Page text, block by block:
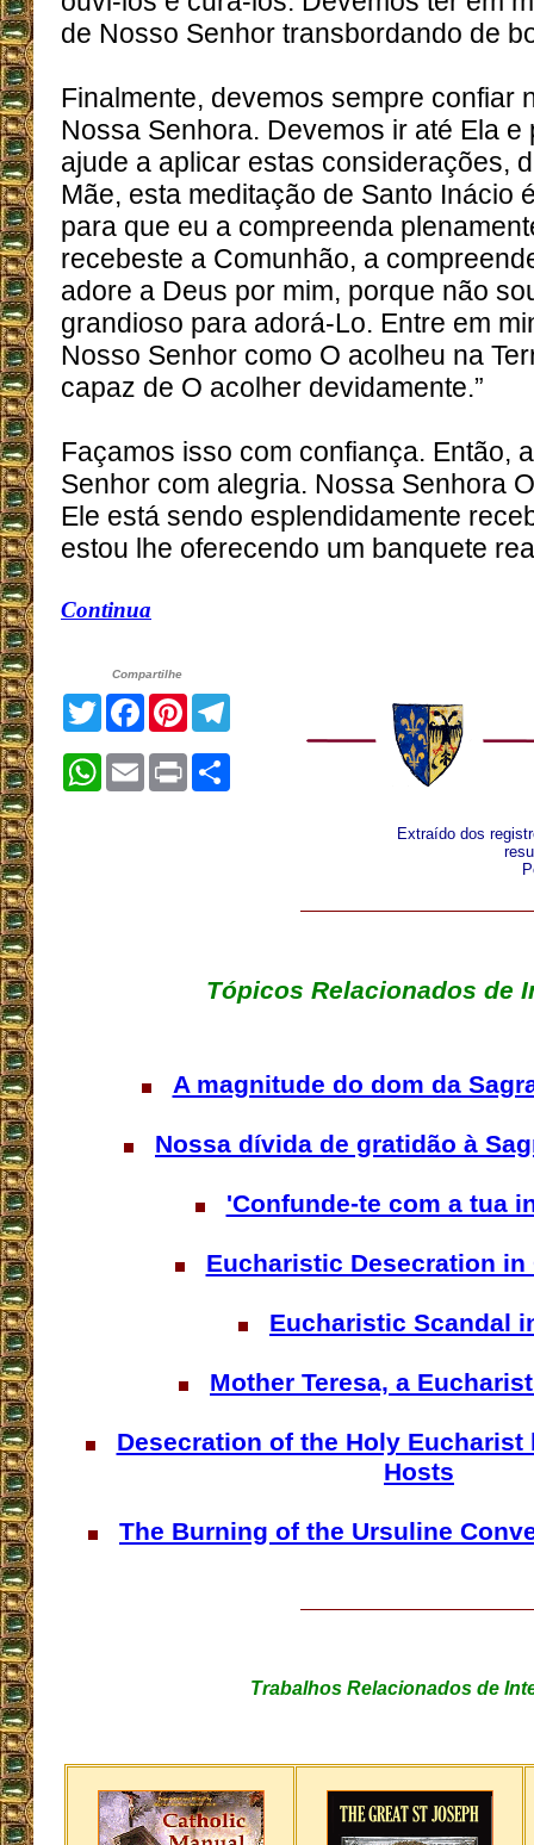
de Nosso Senhor transbordando de
Finalmente, devemos sempre confiar
Nossa Senhora. Devemos ir até Ela e
ajude a aplicar estas considerações,
Mãe, esta meditação de Santo Inácio
para que eu a compreenda
recebeste a Comunhão, a
adore a Deus por mim, porque não
grandioso para adorá-Lo. Entre em
Nosso Senhor como O acolheu na
capaz de O acolher devidamente.”
Façamos isso com confiança. Então,
Senhor com alegria. Nossa Senhora
Ele está sendo esplendidamente
estou lhe oferecendo um banquete
Continua
Compartilhe
TwitterFacebook
Pinterest
WhatsApp
EmailPrint
Extraído dos
Tópicos Relacionados de
A magnitude do dom da
Nossa dívida de gratidão à
'Confunde-te com a tua
Eucharistic Desecration in
Eucharistic Scandal
Mother Teresa, a
Desecration of the Holy Eucharist
Hosts
The Burning of the Ursuline
Trabalhos Relacionados de